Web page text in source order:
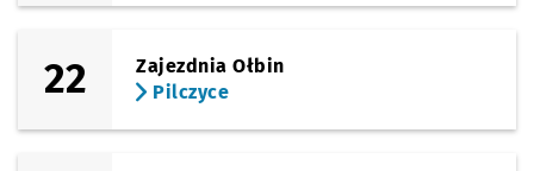
22
Zajezdnia Ołbin
Pilczyce